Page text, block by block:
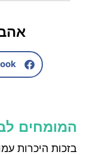
המומחים
בזכות היכרות